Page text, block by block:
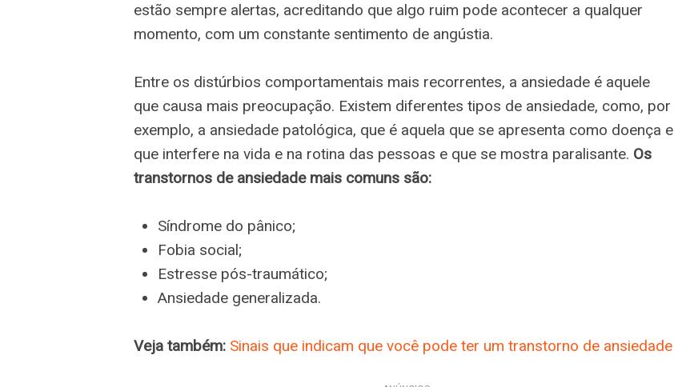
estão sempre alertas, acreditando que algo ruim pode acontecer a qualquer
momento, com um constante sentimento de angústia.
Entre os distúrbios comportamentais mais recorrentes, a ansiedade é aquele
que causa mais preocupação. Existem diferentes tipos de ansiedade, como, por
exemplo, a ansiedade patológica, que é aquela que se apresenta como doença e
que interfere na vida e na rotina das pessoas e que se mostra paralisante. Os
transtornos de ansiedade mais comuns são:
Síndrome do pânico;
Fobia social;
Estresse pós-traumático;
Ansiedade generalizada.
Veja também: Sinais que indicam que você pode ter um transtorno de ansiedade